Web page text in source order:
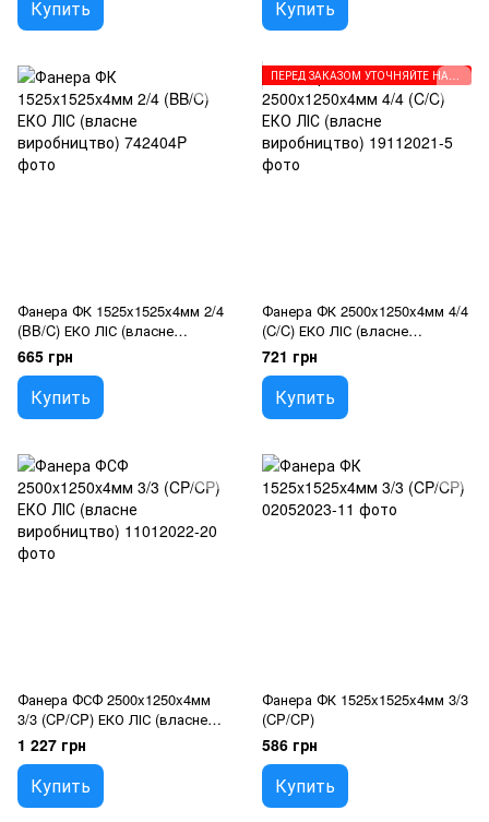
Купить Купить
Фанера ФК 1525x1525x4мм 2/4
(BB/C) ЕКО ЛІС (власне
виробництво)
665 грн
Купить
ПЕРЕД ЗАКАЗОМ УТОЧНЯЙТЕ НАПРАВЛЕНИЕ ВОЛОКОН
Фанера ФК 2500x1250x4мм 4/4
(C/C) ЕКО ЛІС (власне
виробництво)
721 грн
Купить
Фанера ФСФ 2500x1250x4мм
3/3 (CP/CP) ЕКО ЛІС (власне
виробництво)
1 227 грн
Купить
Фанера ФК 1525x1525x4мм 3/3
(CP/CP)
586 грн
Купить